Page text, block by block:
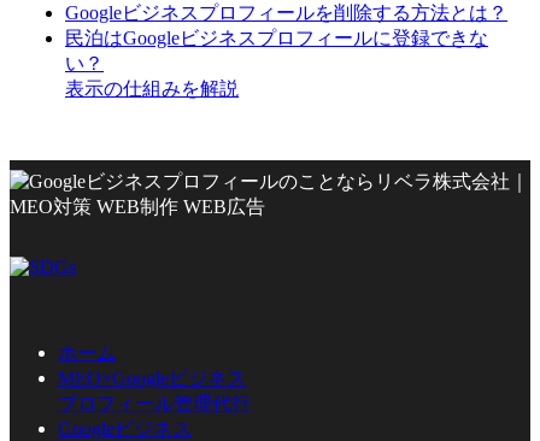
Googleビジネスプロフィールを削除する方法とは？
民泊はGoogleビジネスプロフィールに登録できな
い？
表示の仕組みを解説
ホーム
MEO×Googleビジネス
プロフィール管理代行
Googleビジネス